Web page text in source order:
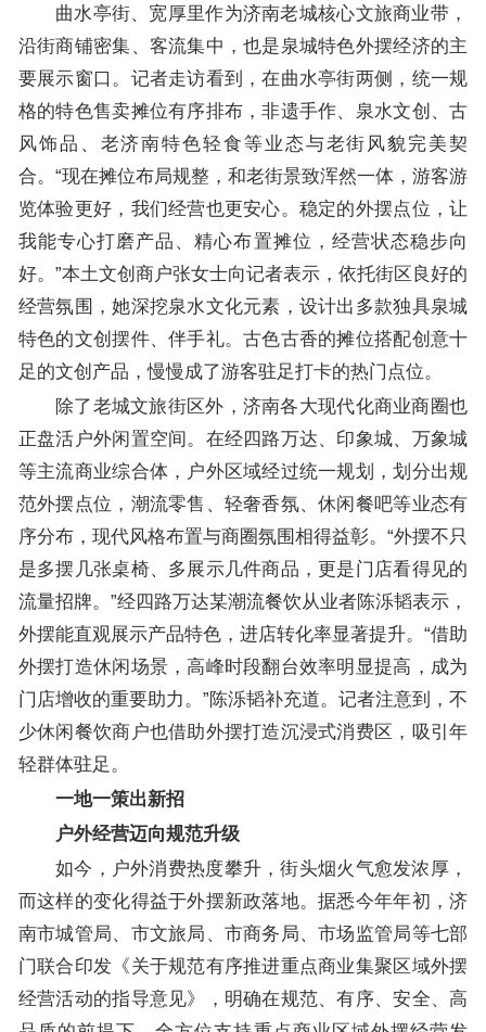
曲水亭街、宽厚里作为济南老城核心文旅商业带，
沿街商铺密集、客流集中，也是泉城特色外摆经济的主
要展示窗口。记者走访看到，在曲水亭街两侧，统一规
格的特色售卖摊位有序排布，非遗手作、泉水文创、古
风饰品、老济南特色轻食等业态与老街风貌完美契
合。“现在摊位布局规整，和老街景致浑然一体，游客游
览体验更好，我们经营也更安心。稳定的外摆点位，让
我能专心打磨产品、精心布置摊位，经营状态稳步向
好。”本土文创商户张女士向记者表示，依托街区良好的
经营氛围，她深挖泉水文化元素，设计出多款独具泉城
特色的文创摆件、伴手礼。古色古香的摊位搭配创意十
足的文创产品，慢慢成了游客驻足打卡的热门点位。
除了老城文旅街区外，济南各大现代化商业商圈也
正盘活户外闲置空间。在经四路万达、印象城、万象城
等主流商业综合体，户外区域经过统一规划，划分出规
范外摆点位，潮流零售、轻奢香氛、休闲餐吧等业态有
序分布，现代风格布置与商圈氛围相得益彰。“外摆不只
是多摆几张桌椅、多展示几件商品，更是门店看得见的
流量招牌。”经四路万达某潮流餐饮从业者陈泺韬表示，
外摆能直观展示产品特色，进店转化率显著提升。“借助
外摆打造休闲场景，高峰时段翻台效率明显提高，成为
门店增收的重要助力。”陈泺韬补充道。记者注意到，不
少休闲餐饮商户也借助外摆打造沉浸式消费区，吸引年
轻群体驻足。
一地一策出新招
户外经营迈向规范升级
如今，户外消费热度攀升，街头烟火气愈发浓厚，
而这样的变化得益于外摆新政落地。据悉今年年初，济
南市城管局、市文旅局、市商务局、市场监管局等七部
门联合印发《关于规范有序推进重点商业集聚区域外摆
经营活动的指导意见》，明确在规范、有序、安全、高